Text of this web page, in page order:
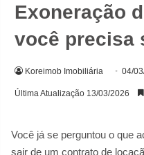
Exoneração
você precisa
Koreimob Imobiliária 04/
Última Atualização 13/03/2026
Você já se perguntou o que
sair de um contrato de